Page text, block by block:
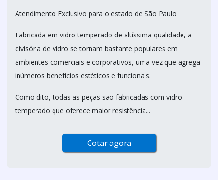
Atendimento Exclusivo para o estado de São Paulo
Fabricada em vidro temperado de altíssima qualidade, a
divisória de vidro se tornam bastante populares em
ambientes comerciais e corporativos, uma vez que agrega
inúmeros benefícios estéticos e funcionais.
Como dito, todas as peças são fabricadas com vidro
temperado que oferece maior resistência...
Cotar agora